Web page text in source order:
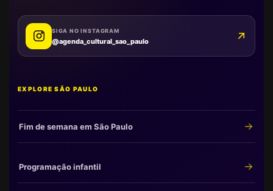
SIGA NO INSTAGRAM
@agenda_cultural_sao_paulo
EXPLORE SÃO PAULO
Fim de semana em São Paulo
Programação infantil